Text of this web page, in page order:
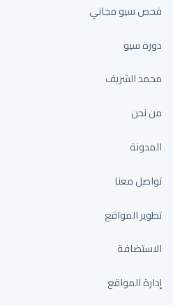
فحص سيو مجاني
دورة سيو
محمد الشريف
من نحن
المدونة
تواصل معنا
تطوير المواقع
الاستضافة
إدارة المواقع